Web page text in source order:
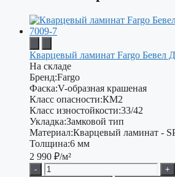
Кварцевый ламинат Fargo Бевел
На складе
Бренд:Fargo
Фаска:V-образная крашеная
Класс опасности:КМ2
Класс изностойкости:33/42
Укладка:Замковой тип
Материал:Кварцевый ламинат -
Толщина:6 мм
2 990 ₽/м²
-
+